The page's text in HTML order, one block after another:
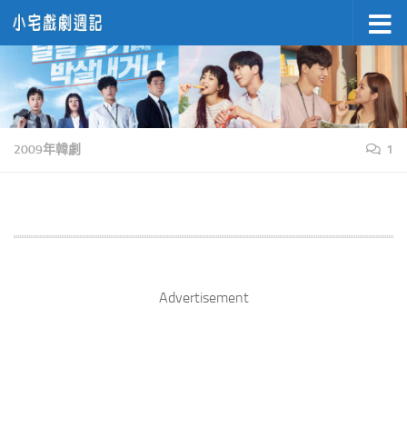
Skip to content
2009年韓劇 1
Advertisement